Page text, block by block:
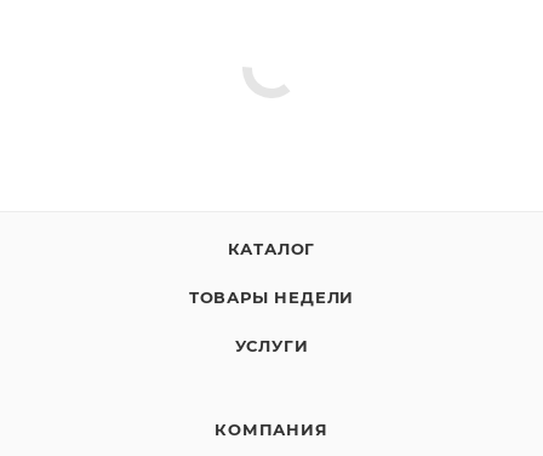
КАТАЛОГ
ТОВАРЫ НЕДЕЛИ
УСЛУГИ
КОМПАНИЯ